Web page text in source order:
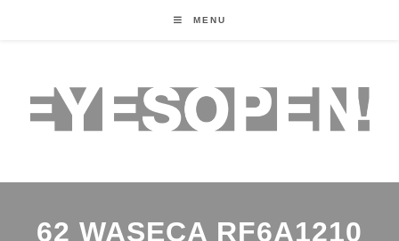
MENU
62 WASECA RF6A1210